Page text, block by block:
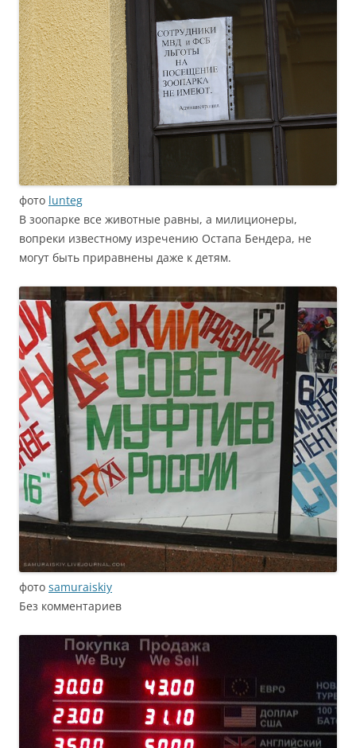
фото lunteg
В зоопарке все животные равны, а милиционеры,
вопреки известному изречению Остапа Бендера, не
могут быть приравнены даже к детям.
фото samuraiskiy
Без комментариев